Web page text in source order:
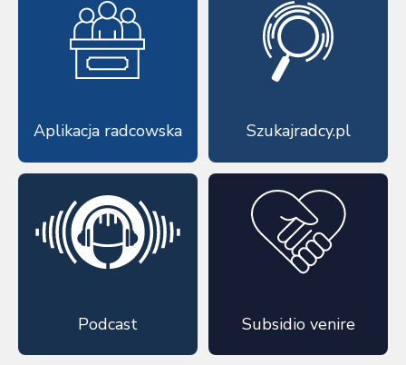
Aplikacja radcowska Szukajradcy.pl
Podcast Subsidio venire